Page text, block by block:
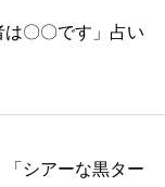
は〇〇です」占い
「シアーな黒ター